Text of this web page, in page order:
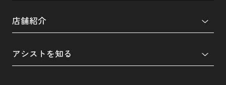
店舗紹介
アシストを知る